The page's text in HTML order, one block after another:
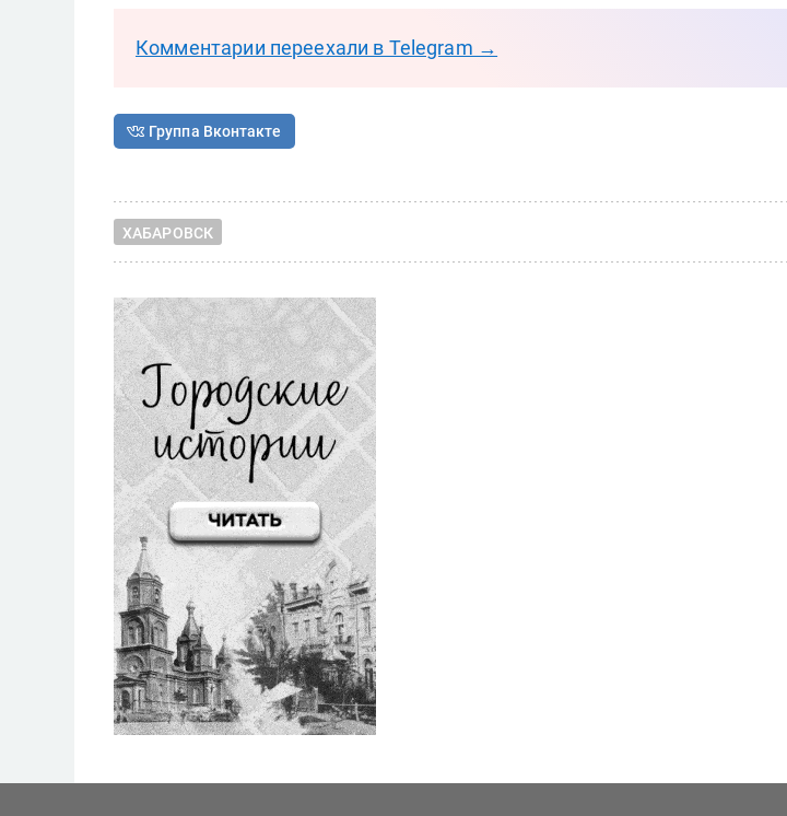
Комментарии переехали в Telegram →
Группа Вконтакте
ХАБАРОВСК